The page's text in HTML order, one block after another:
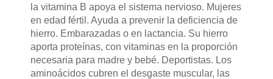
la vitamina B apoya el sistema nervioso. Mujeres
en edad fértil. Ayuda a prevenir la deficiencia de
hierro. Embarazadas o en lactancia. Su hierro
aporta proteínas, con vitaminas en la proporción
necesaria para madre y bebé. Deportistas. Los
aminoácidos cubren el desgaste muscular, las